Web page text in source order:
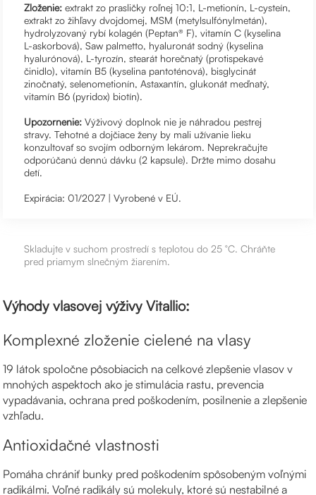
Zloženie: extrakt zo prasličky roľnej 10:1, L-metionín, L-cysteín,
extrakt zo žihľavy dvojdomej, MSM (metylsulfónylmetán),
hydrolyzovaný rybí kolagén (Peptan® F), vitamín C (kyselina
L-askorbová), Saw palmetto, hyaluronát sodný (kyselina
hyalurónová), L-tyrozín, stearát horečnatý (protispekavé
činidlo), vitamín B5 (kyselina pantoténová), bisglycinát
zinočnatý, selenometionín, Astaxantín, glukonát meďnatý,
vitamín B6 (pyridox) biotín).
Upozornenie: Výživový doplnok nie je náhradou pestrej
stravy. Tehotné a dojčiace ženy by mali užívanie lieku
konzultovať so svojím odborným lekárom. Neprekračujte
odporúčanú dennú dávku (2 kapsule). Držte mimo dosahu
detí.
Expirácia: 01/2027 | Vyrobené v EÚ.
Skladujte v suchom prostredí s teplotou do 25 °C. Chráňte
pred priamym slnečným žiarením.
Výhody vlasovej výživy Vitallio:
Komplexné zloženie cielené na vlasy
19 látok spoločne pôsobiacich na celkové zlepšenie vlasov v
mnohých aspektoch ako je stimulácia rastu, prevencia
vypadávania, ochrana pred poškodením, posilnenie a zlepšenie
vzhľadu.
Antioxidačné vlastnosti
Pomáha chrániť bunky pred poškodením spôsobeným voľnými
radikálmi. Voľné radikály sú molekuly, ktoré sú nestabilné a